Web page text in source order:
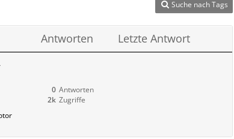
Suche nach Tags
Antworten
Letzte Antwort
Antworten
0
Zugriffe
2k